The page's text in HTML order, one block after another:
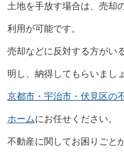
土地を手放す場合は、売却
利用が可能です。
売却などに反対する方がい
明し、納得してもらいましょ
京都市・宇治市・伏見区の
ホームにお任せください。
不動産に関してお困りごと